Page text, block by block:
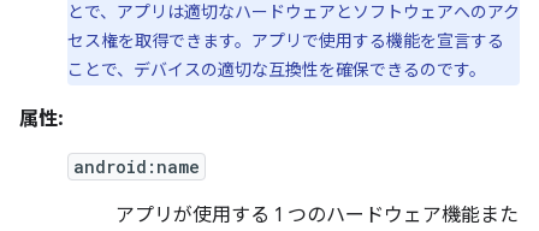
とで、アプリは適切なハードウェアとソフトウェアへのアク
セス権を取得できます。アプリで使用する機能を宣言する
ことで、デバイスの適切な互換性を確保できるのです。
属性:
android:name
アプリが使用する 1 つのハードウェア機能また